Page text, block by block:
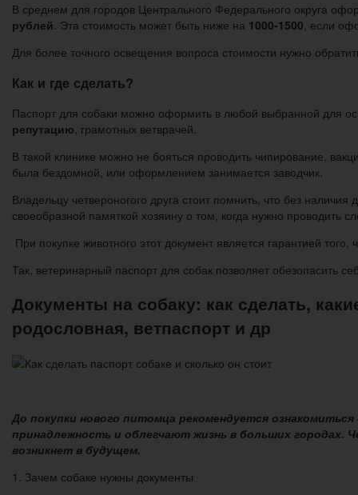
В среднем для городов Центрального Федерального округа
рублей. Эта стоимость может быть ниже на 1000-1500, если
Для более точного освещения вопроса стоимости нужно
Как и где сделать?
Паспорт для собаки можно оформить в любой выбранной для
репутацию, грамотных ветврачей.
В такой клинике можно не бояться проводить чипирование,
была бездомной, или оформлением занимается заводчик.
Владельцу четвероногого друга стоит помнить, что без
своеобразной памяткой хозяину о том, когда нужно проводить
При покупке животного этот документ является гарантией
Так, ветеринарный паспорт для собак позволяет обезопасить
Документы на собаку: как сделать,
родословная, ветпаспорт и др
До покупки нового питомца рекомендуется
принадлежность и облегчают жизнь в больших
возникнет в будущем.
1. Зачем собаке нужны документы